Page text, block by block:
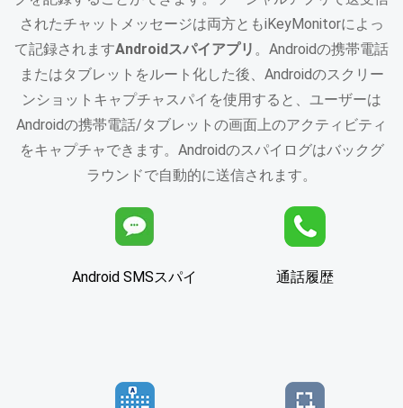
されたチャットメッセージは両方ともiKeyMonitorによっ
て記録されますAndroidスパイアプリ 。Androidの携帯電話
またはタブレットをルート化した後、Androidのスクリー
ンショットキャプチャスパイを使用すると、ユーザーは
Androidの携帯電話/タブレットの画面上のアクティビティ
をキャプチャできます。Androidのスパイログはバックグ
ラウンドで自動的に送信されます。
Android SMSスパイ 通話履歴